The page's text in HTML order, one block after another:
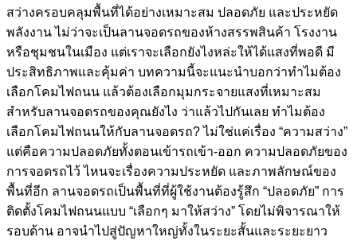
สว่างครอบคลุมพื้นที่ได้อย่างเหมาะสม ปลอดภัย และประหยัด
พลังงาน ไม่ว่าจะเป็นลานจอดรถของห้างสรรพสินค้า โรงงาน
หรือชุมชนในเมือง แต่เราจะเลือกยังไงหล่ะให้ได้แสงที่พอดี มี
ประสิทธิภาพและคุ้มค่า บทความนี้จะแนะนำบอกว่าทำไมต้อง
เลือกโคมไฟถนน แล้วต้องเลือกมุมกระจายแสงที่เหมาะสม
สำหรับลานจอดรถของคุณยังไง ว่าแล้วไปกันเลย ทำไมต้อง
เลือกโคมไฟถนนให้กับลานจอดรถ? ไม่ใช่แค่เรื่อง “ความสว่าง”
แต่คือความปลอดภัยทั้งตอนเข้ารถเข้า-ออก ความปลอดภัยของ
การจอดรถไว้ ไหนจะเรื่องความประหยัด และภาพลักษณ์ของ
พื้นที่อีก ลานจอดรถเป็นพื้นที่ที่ผู้ใช้งานต้องรู้สึก “ปลอดภัย” การ
ติดตั้งโคมไฟถนนแบบ “เลือกๆ มาให้สว่าง” โดยไม่พิจารณาให้
รอบด้าน อาจนำไปสู่ปัญหาใหญ่ทั้งในระยะสั้นและระยะยาว